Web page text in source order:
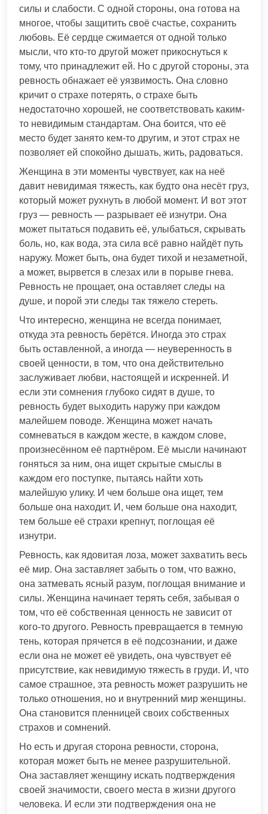
силы и слабости. С одной стороны, она готова на
многое, чтобы защитить своё счастье, сохранить
любовь. Её сердце сжимается от одной только
мысли, что кто-то другой может прикоснуться к
тому, что принадлежит ей. Но с другой стороны, эта
ревность обнажает её уязвимость. Она словно
кричит о страхе потерять, о страхе быть
недостаточно хорошей, не соответствовать каким-
то невидимым стандартам. Она боится, что её
место будет занято кем-то другим, и этот страх не
позволяет ей спокойно дышать, жить, радоваться.
Женщина в эти моменты чувствует, как на неё
давит невидимая тяжесть, как будто она несёт груз,
который может рухнуть в любой момент. И вот этот
груз — ревность — разрывает её изнутри. Она
может пытаться подавить её, улыбаться, скрывать
боль, но, как вода, эта сила всё равно найдёт путь
наружу. Может быть, она будет тихой и незаметной,
а может, вырвется в слезах или в порыве гнева.
Ревность не прощает, она оставляет следы на
душе, и порой эти следы так тяжело стереть.
Что интересно, женщина не всегда понимает,
откуда эта ревность берётся. Иногда это страх
быть оставленной, а иногда — неуверенность в
своей ценности, в том, что она действительно
заслуживает любви, настоящей и искренней. И
если эти сомнения глубоко сидят в душе, то
ревность будет выходить наружу при каждом
малейшем поводе. Женщина может начать
сомневаться в каждом жесте, в каждом слове,
произнесённом её партнёром. Её мысли начинают
гоняться за ним, она ищет скрытые смыслы в
каждом его поступке, пытаясь найти хоть
малейшую улику. И чем больше она ищет, тем
больше она находит. И, чем больше она находит,
тем больше её страхи крепнут, поглощая её
изнутри.
Ревность, как ядовитая лоза, может захватить весь
её мир. Она заставляет забыть о том, что важно,
она затмевать ясный разум, поглощая внимание и
силы. Женщина начинает терять себя, забывая о
том, что её собственная ценность не зависит от
кого-то другого. Ревность превращается в темную
тень, которая прячется в её подсознании, и даже
если она не может её увидеть, она чувствует её
присутствие, как невидимую тяжесть в груди. И, что
самое страшное, эта ревность может разрушить не
только отношения, но и внутренний мир женщины.
Она становится пленницей своих собственных
страхов и сомнений.
Но есть и другая сторона ревности, сторона,
которая может быть не менее разрушительной.
Она заставляет женщину искать подтверждения
своей значимости, своего места в жизни другого
человека. И если эти подтверждения она не